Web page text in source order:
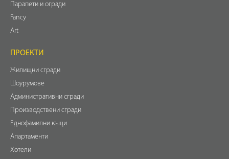
Парапети и огради
Fancy
Art
ПРОЕКТИ
Жилищни сгради
Шоурумове
Административни сгради
Производствени сгради
Еднофамилни къщи
Апартаменти
Хотели